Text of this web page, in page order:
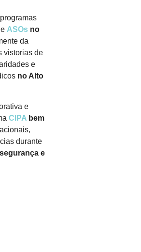
e ASOs no
da
vistorias de
e
no Alto
e
CIPA bem
durante
e